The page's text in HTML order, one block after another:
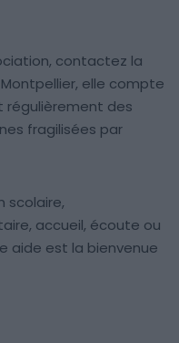
contactez la
elle compte
régulièrement des
fragilisées par
scolaire,
accueil, écoute ou
aide est la bienvenue